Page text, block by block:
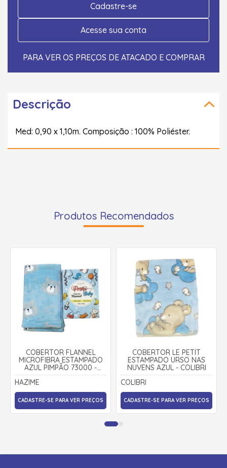
Cadastre-se
Acesse sua conta
PARA VER OS PREÇOS DE ATACADO E COMPRAR
Descrição
Med: 0,90 x 1,10m. Composição : 100% Poliéster.
Produtos Recomendados
COBERTOR FLANNEL
MICROFIBRA ESTAMPADO
AZUL PIMPÃO 73000 -
HAZIME
HAZIME
CADASTRE-SE PARA VER PREÇOS
COBERTOR LE PETIT
ESTAMPADO URSO NAS
NUVENS AZUL - COLIBRI
COLIBRI
CADASTRE-SE PARA VER PREÇOS